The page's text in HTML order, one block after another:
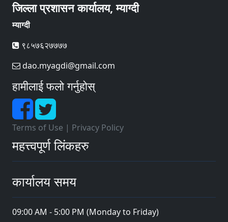
जिल्ला प्रशासन कार्यालय, म्याग्दी
म्याग्दी
९८५७६२७७७७
dao.myagdi@gmail.com
हामीलाई फलो गर्नुहोस्
Terms of Use | Privacy Policy
महत्त्वपूर्ण लिंकहरु
कार्यालय समय
09:00 AM - 5:00 PM (Monday to Friday)